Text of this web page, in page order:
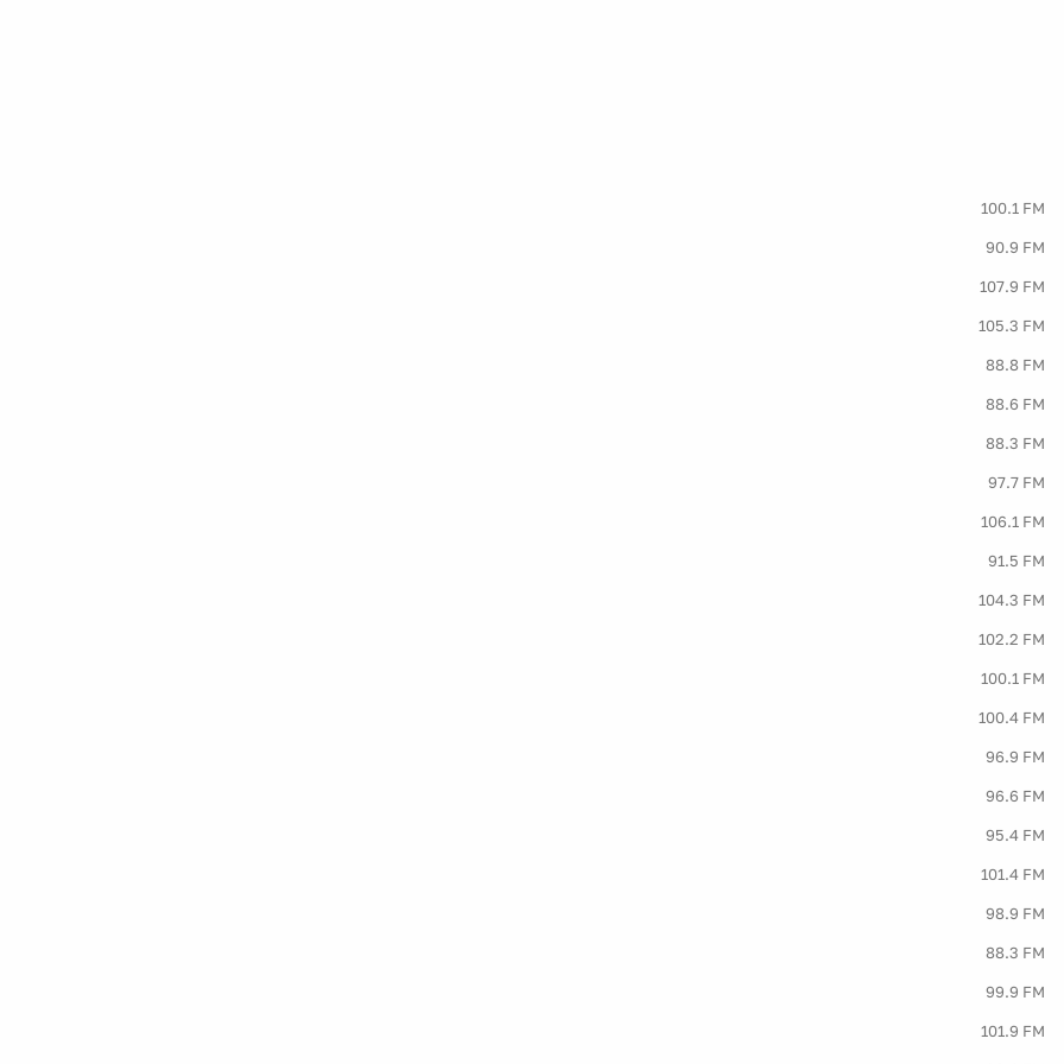
100.1 FM
90.9 FM
107.9 FM
105.3 FM
88.8 FM
88.6 FM
88.3 FM
97.7 FM
106.1 FM
91.5 FM
104.3 FM
102.2 FM
100.1 FM
100.4 FM
96.9 FM
96.6 FM
95.4 FM
101.4 FM
98.9 FM
88.3 FM
99.9 FM
101.9 FM